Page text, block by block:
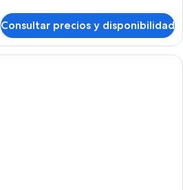
Consultar precios y disponibilidad